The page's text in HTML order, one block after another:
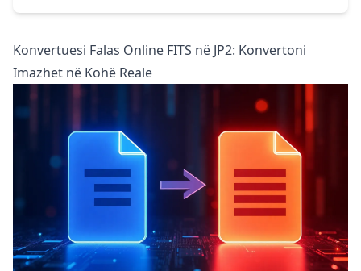
Konvertuesi Falas Online FITS në JP2: Konvertoni
Imazhet në Kohë Reale